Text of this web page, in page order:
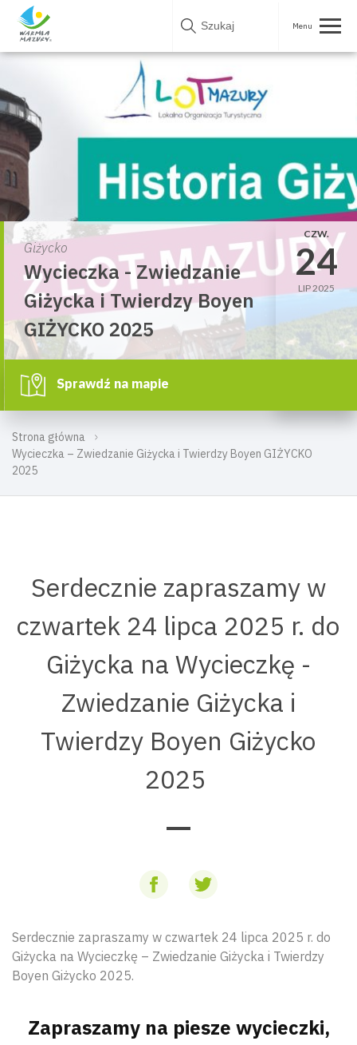
Skip
Strona główna
Wycieczka – Zwiedzanie Giżycka i Twierdzy Boyen GIŻYCKO
2025
Giżycko
Wycieczka - Zwiedzanie
Giżycka i Twierdzy Boyen
GIŻYCKO 2025
CZW.
24
LIP 2025
Sprawdź na mapie
Serdecznie zapraszamy w
czwartek 24 lipca 2025 r. do
Giżycka na Wycieczkę -
Zwiedzanie Giżycka i
Twierdzy Boyen Giżycko
2025
Serdecznie zapraszamy w czwartek 24 lipca 2025 r. do
Giżycka na Wycieczkę – Zwiedzanie Giżycka i Twierdzy
Boyen Giżycko 2025.
Zapraszamy na piesze wycieczki,